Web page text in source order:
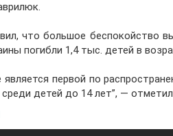
что большое беспокойство
погибли 1,4 тыс. детей в
первой по
детей до 14 лет”, —